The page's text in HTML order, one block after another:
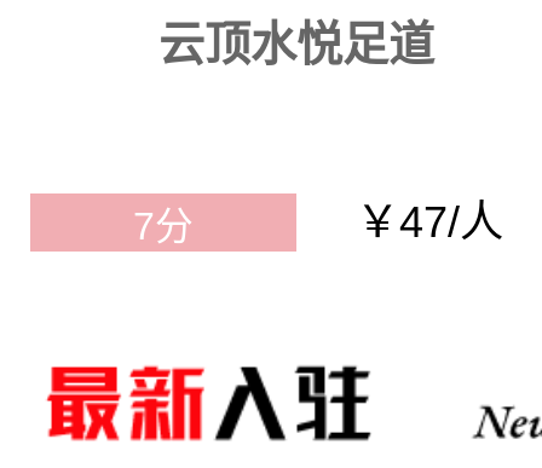
云顶水悦足道
7分 ￥47/人